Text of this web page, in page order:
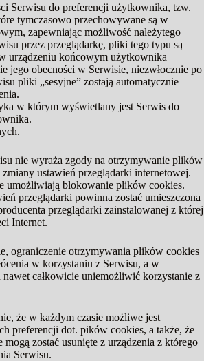
Serwisu do preferencji użytkownika, tzw.
tymczasowo przechowywane są w
zapewniając możliwość należytego
przez przeglądarkę, pliki tego typu są
urządzeniu końcowym użytkownika
jego obecności w Serwisie, niezwłocznie po
pliki „sesyjne” zostają automatycznie
w którym wyświetlany jest Serwis do
nie wyraża zgody na otrzymywanie plików
ustawień przeglądarki internetowej.
umożliwiają blokowanie plików cookies.
przeglądarki powinna zostać umieszczona
przeglądarki zainstalowanej z której
Internet.
ograniczenie otrzymywania plików cookies
w korzystaniu z Serwisu, a w
całkowicie uniemożliwić korzystanie z
że w każdym czasie możliwe jest
preferencji dot. pików cookies, a także, że
zostać usunięte z urządzenia z którego
Serwisu.